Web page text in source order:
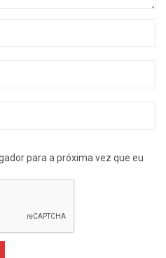
para a próxima vez que eu